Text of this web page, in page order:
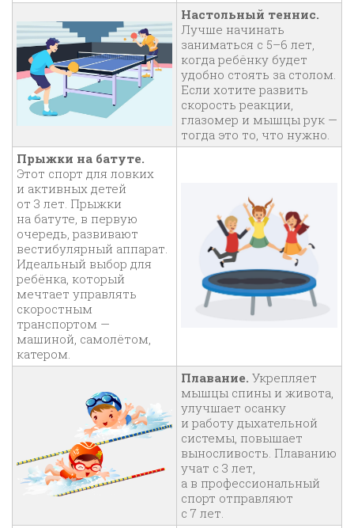
Настольный теннис.
Лучше начинать
заниматься с 5–6 лет,
когда ребёнку будет
удобно стоять за столом.
Если хотите развить
скорость реакции,
глазомер и мышцы рук —
тогда это то, что нужно.
Прыжки на батуте.
Этот спорт для ловких
и активных детей
от 3 лет. Прыжки
на батуте, в первую
очередь, развивают
вестибулярный аппарат.
Идеальный выбор для
ребёнка, который
мечтает управлять
скоростным
транспортом —
машиной, самолётом,
катером.
Плавание. Укрепляет
мышцы спины и живота,
улучшает осанку
и работу дыхательной
системы, повышает
выносливость. Плаванию
учат с 3 лет,
а в профессиональный
спорт отправляют
с 7 лет.